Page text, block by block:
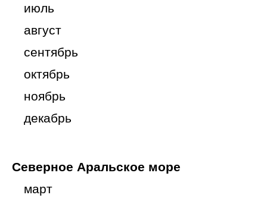
июль
август
сентябрь
октябрь
ноябрь
декабрь
Северное Аральское море
март